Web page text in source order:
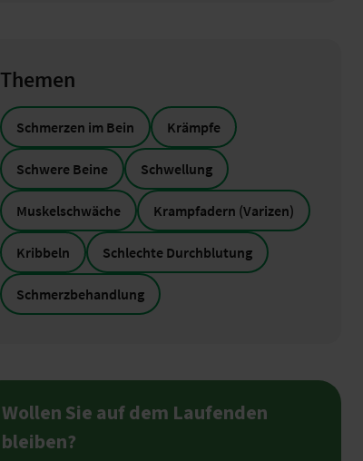
Themen
Schmerzen im Bein Krämpfe
Schwere Beine Schwellung
Muskelschwäche Krampfadern (Varizen)
Kribbeln Schlechte Durchblutung
Schmerzbehandlung